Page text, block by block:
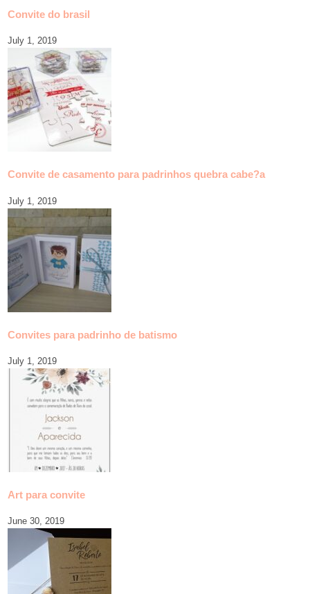
Convite do brasil
July 1, 2019
Convite de casamento para padrinhos quebra cabe?a
July 1, 2019
Convites para padrinho de batismo
July 1, 2019
Art para convite
June 30, 2019